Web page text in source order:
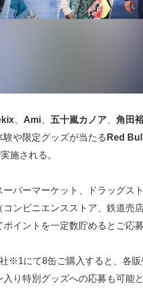
Ami 五十嵐カノア 角田
や限定グッズが当たる Red
施される。
パーマーケット、ドラッグス
ンビニエンスストア、鉄道売
イントを一定数貯めるとご応募
※1にて8缶ご購入すると、各
り特別グッズへの応募も可能と